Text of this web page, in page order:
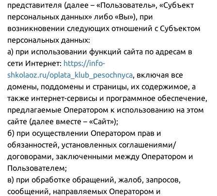
представителя (далее – «Пользователь», «Субъект
персональных данных» либо «Вы»), при
возникновении следующих отношений с Субъектом
персональных данных:
а) при использовании функций сайта по адресам в
сети Интернет: https://info-
shkolaoz.ru/oplata_klub_pesochnyca, включая все
домены, поддомены и страницы, их содержимое, а
также интернет-сервисы и программное обеспечение,
предлагаемые Оператором к использованию на этом
сайте (далее вместе – «Сайт»);
б) при осуществлении Оператором прав и
обязанностей, установленных соглашениями/
договорами, заключенными между Оператором и
Пользователем;
в) при обработке обращений, жалоб, запросов,
сообщений, направляемых Оператором и